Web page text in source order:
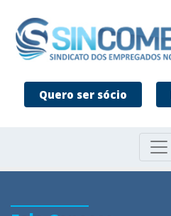
Quero ser sócio